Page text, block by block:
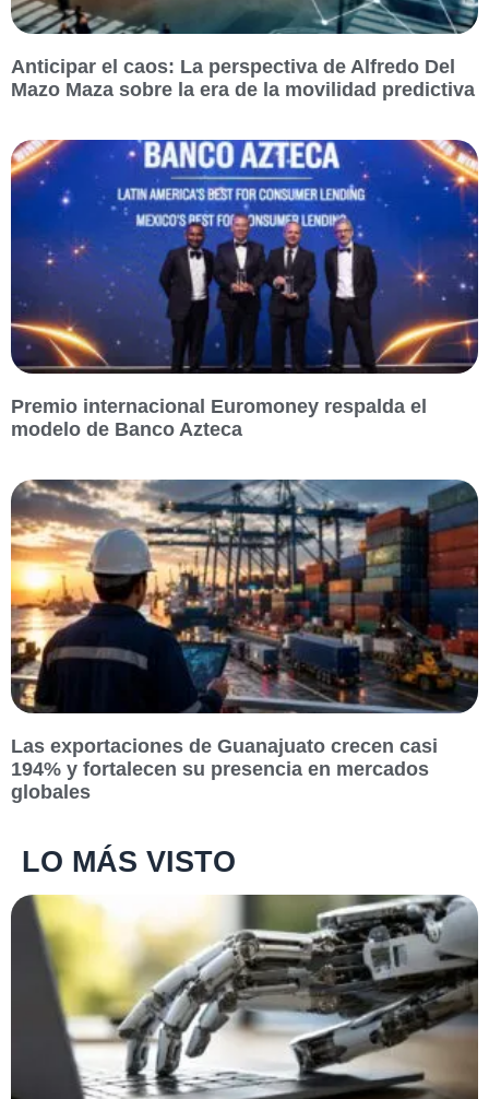
Anticipar el caos: La perspectiva de Alfredo Del
Mazo Maza sobre la era de la movilidad predictiva
Premio internacional Euromoney respalda el
modelo de Banco Azteca
Las exportaciones de Guanajuato crecen casi
194% y fortalecen su presencia en mercados
globales
LO MÁS VISTO